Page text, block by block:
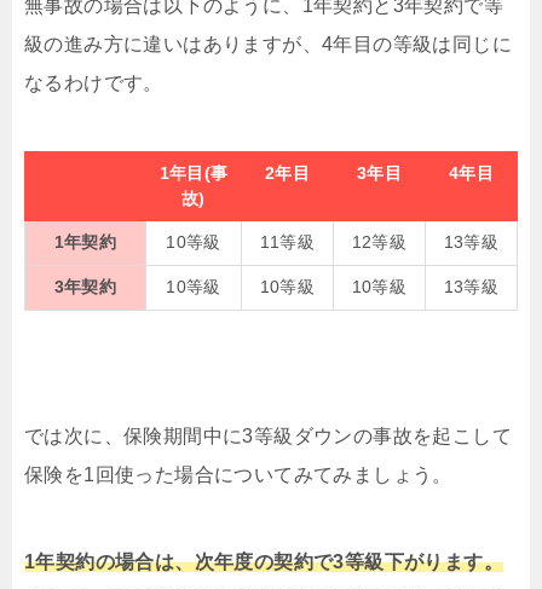
無事故の場合は以下のように、1年契約と3年契約で等
級の進み方に違いはありますが、4年目の等級は同じに
なるわけです。
1年目(事
故)
2年目 3年目 4年目
1年契約 10等級 11等級 12等級 13等級
3年契約 10等級 10等級 10等級 13等級
では次に、保険期間中に3等級ダウンの事故を起こして
保険を1回使った場合についてみてみましょう。
1年契約の場合は、次年度の契約で3等級下がります。